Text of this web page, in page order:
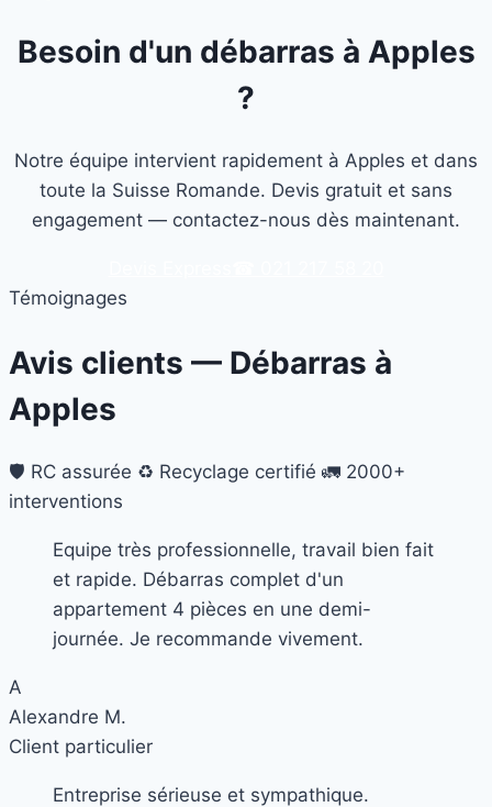
Besoin d'un débarras à Apples
?
Notre équipe intervient rapidement à Apples et dans
toute la Suisse Romande. Devis gratuit et sans
engagement — contactez-nous dès maintenant.
Témoignages
Avis clients — Débarras à
Apples
🛡️ RC assurée ♻️ Recyclage certifié 🚛 2000+
interventions
Equipe très professionnelle, travail bien fait
et rapide. Débarras complet d'un
appartement 4 pièces en une demi-
journée. Je recommande vivement.
A
Alexandre M.
Client particulier
Entreprise sérieuse et sympathique.